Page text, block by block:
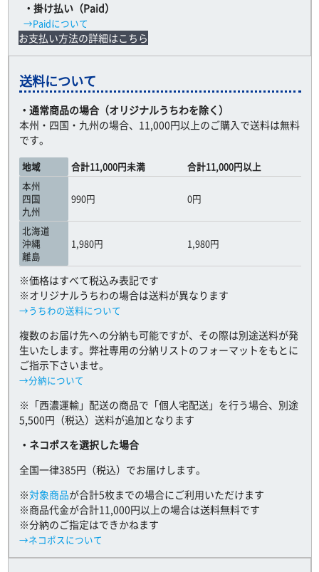
・掛け払い（Paid）
→Paidについて
お支払い方法の詳細はこちら
送料について
・通常商品の場合（オリジナルうちわを除く）
本州・四国・九州の場合、11,000円以上のご購入で送料は無料
です。
地域 合計11,000円未満
合計11,000円以上
本州
四国
九州
990円 0円
北海道
沖縄
離島
1,980円 1,980円
※価格はすべて税込み表記です
※オリジナルうちわの場合は送料が異なります
→うちわの送料について
複数のお届け先への分納も可能ですが、その際は別途送料が発
生いたします。弊社専用の分納リストのフォーマットをもとに
ご指示下さいませ。
→分納について
※「西濃運輸」配送の商品で「個人宅配送」を行う場合、別途
5,500円（税込）送料が追加となります
・ネコポスを選択した場合
全国一律385円（税込）でお届けします。
※対象商品が合計5枚までの場合にご利用いただけます
※商品代金が合計11,000円以上の場合は送料無料です
※分納のご指定はできかねます
→ネコポスについて